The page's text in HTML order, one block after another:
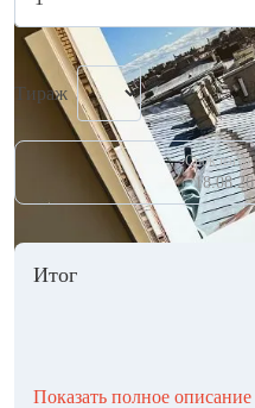
Тираж
Срок изгот.
18.08.26
Итог
Показать полное описание